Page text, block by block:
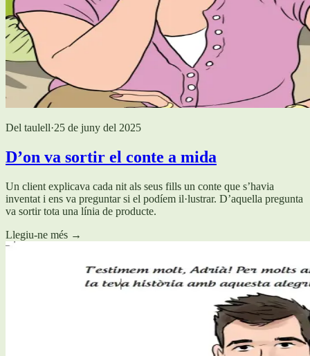
Del taulell·25 de juny del 2025
D’on va sortir el conte a mida
Un client explicava cada nit als seus fills un conte que s’havia
inventat i ens va preguntar si el podíem il·lustrar. D’aquella pregunta
va sortir tota una línia de producte.
Llegiu-ne més →